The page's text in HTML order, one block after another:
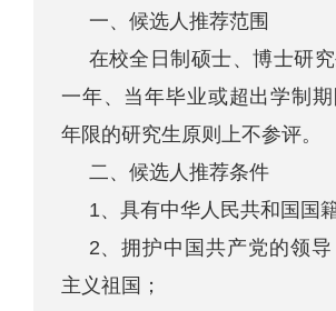
一、候选人推荐范围
在校全日制硕士、博士研
一年、当年毕业或超出学制
年限的研究生原则上不参评。
二、候选人推荐条件
1、具有中华人民共和国国
2、拥护中国共产党的领
主义祖国；